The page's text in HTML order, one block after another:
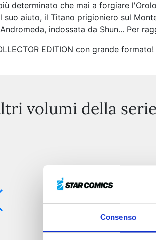
Consenso
determinato che mai a forgiare
suo aiuto, il Titano prigioniero sul
indossata da Shun... Per
EDITION con grande
volumi della serie